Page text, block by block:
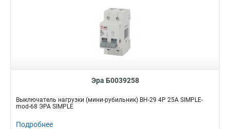
Эра Б0039258
Выключатель нагрузки (мини-рубильник) ВН-29 4P 25А SIMPLE-
mod-68 ЭРА SIMPLE
Подробнее